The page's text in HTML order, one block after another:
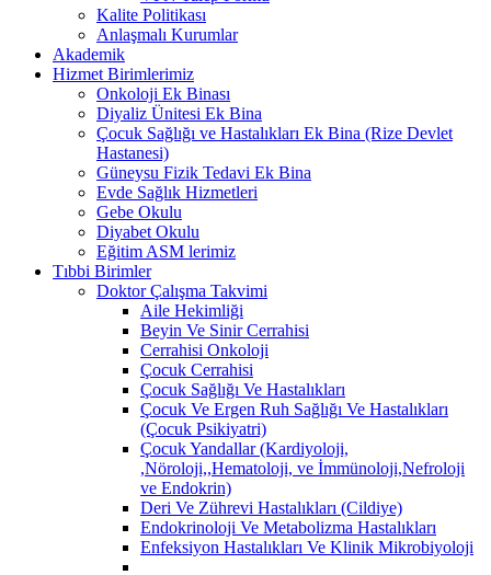
Kalite Politikası
Anlaşmalı Kurumlar
Akademik
Hizmet Birimlerimiz
Onkoloji Ek Binası
Diyaliz Ünitesi Ek Bina
Çocuk Sağlığı ve Hastalıkları Ek Bina (Rize Devlet
Hastanesi)
Güneysu Fizik Tedavi Ek Bina
Evde Sağlık Hizmetleri
Gebe Okulu
Diyabet Okulu
Eğitim ASM lerimiz
Tıbbi Birimler
Doktor Çalışma Takvimi
Aile Hekimliği
Beyin Ve Sinir Cerrahisi
Cerrahisi Onkoloji
Çocuk Cerrahisi
Çocuk Sağlığı Ve Hastalıkları
Çocuk Ve Ergen Ruh Sağlığı Ve Hastalıkları
(Çocuk Psikiyatri)
Çocuk Yandallar (Kardiyoloji,
,Nöroloji,,Hematoloji, ve İmmünoloji,Nefroloji
ve Endokrin)
Deri Ve Zührevi Hastalıkları (Cildiye)
Endokrinoloji Ve Metabolizma Hastalıkları
Enfeksiyon Hastalıkları Ve Klinik Mikrobiyoloji